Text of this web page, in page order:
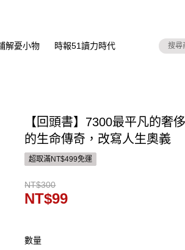
解憂小物 時報51讀力時代
【回頭書】7300最平凡的奢
的生命傳奇，改寫人生奧義
超取滿NT$499免運
NT$300
NT$99
數量